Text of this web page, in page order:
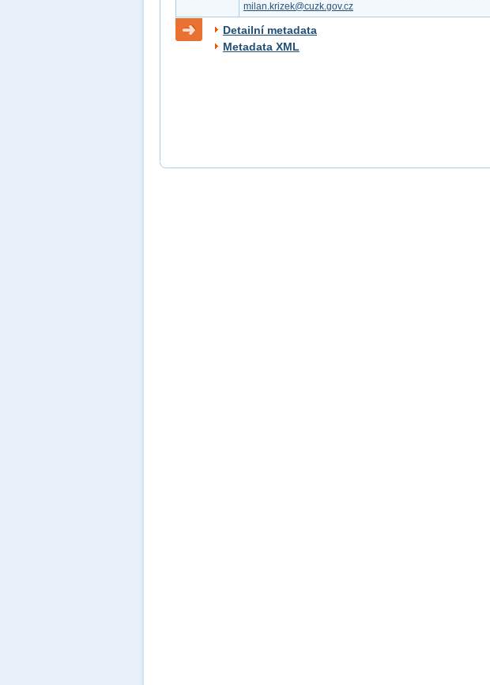
milan.krizek@cuzk.gov.cz
Detailní metadata
Metadata XML